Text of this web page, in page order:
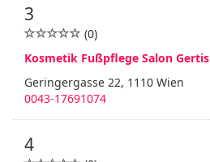
3
(0)
Kosmetik Fußpflege Salon Gertis
Geringergasse 22, 1110 Wien
0043-17691074
4